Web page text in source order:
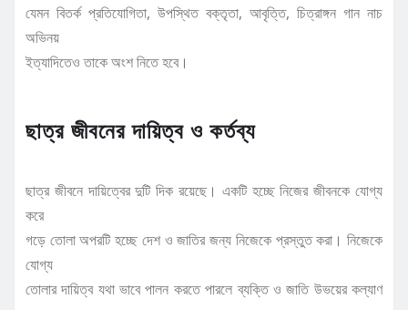
যেমন বিতর্ক প্রতিযোগিতা, উপস্থিত বক্তৃতা, আবৃত্তি, চিত্রাঙ্গন গান নাচ
অভিনয়
ইত্যাদিতেও তাকে অংশ নিতে হবে।
ছাত্র জীবনের দায়িত্ব ও কর্তব্য
ছাত্র জীবনে দায়িত্বের দুটি দিক রয়েছে। একটি হচ্ছে নিজের জীবনকে যোগ্য
করে
গড়ে তোলা অপরটি হচ্ছে দেশ ও জাতির জন্য নিজেকে প্রস্তুত করা। নিজেকে
যোগ্য
তোলার দায়িত্ব যথা ভাবে পালন করতে পারলে ব্যক্তি ও জাতি উভয়ের কল্যাণ